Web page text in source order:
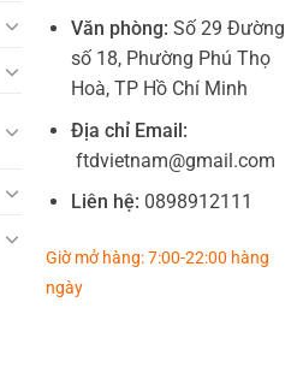
Văn phòng: Số 29 Đường
số 18, Phường Phú Thọ
Hoà, TP Hồ Chí Minh
Địa chỉ Email:
ftdvietnam@gmail.com
Liên hệ: 0898912111
Giờ mở hàng: 7:00-22:00 hàng
ngày